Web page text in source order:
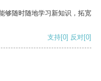
够随时随地学习新知识，拓宽
支持[0] 反对[0]